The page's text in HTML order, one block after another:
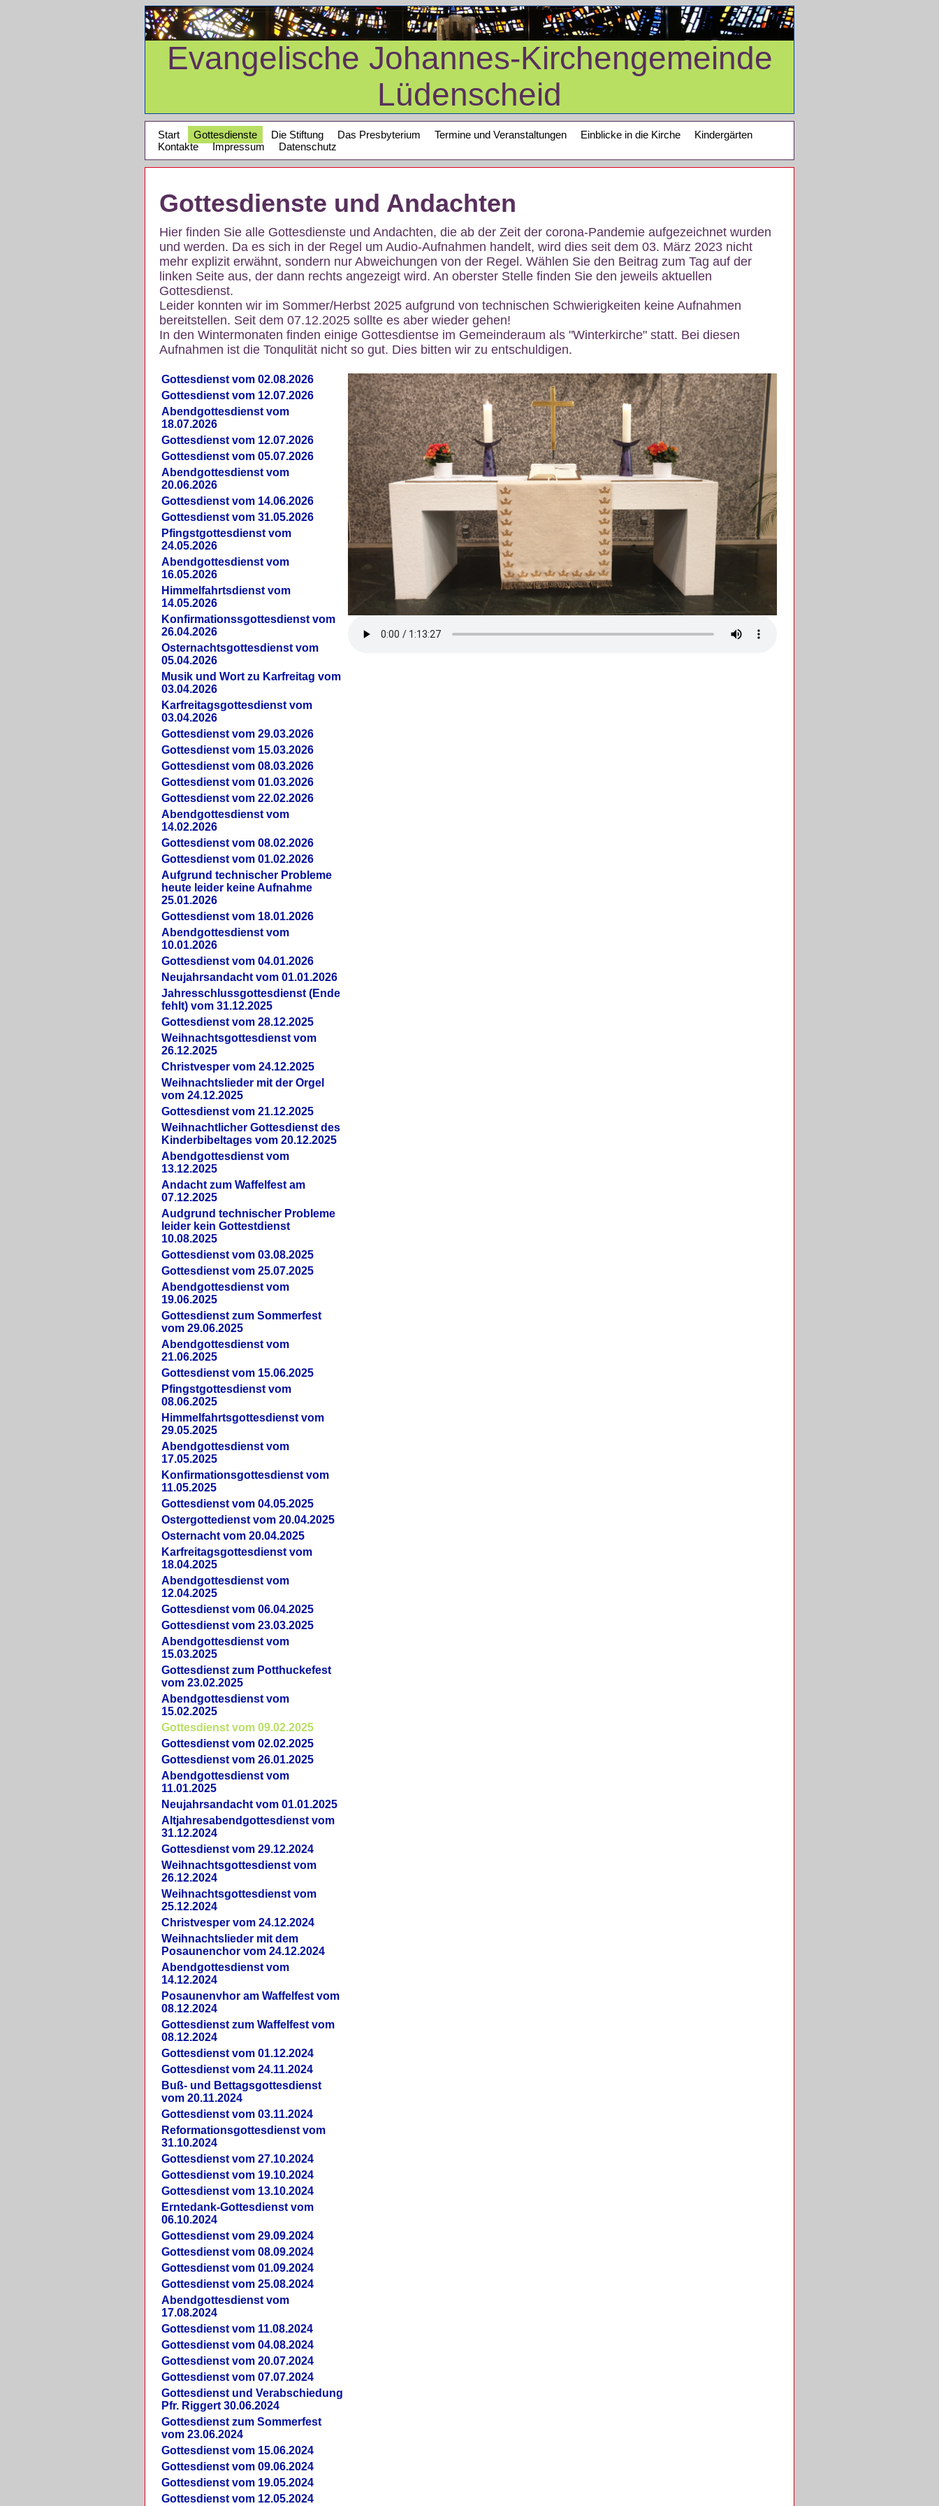
Evangelische Johannes-Kirchengemeinde
Lüdenscheid
Start Gottesdienste Die Stiftung Das Presbyterium Termine und Veranstaltungen Einblicke in die Kirche
Kindergärten
Kontakte
Impressum Datenschutz
Gottesdienste und Andachten
Hier finden Sie alle Gottesdienste und Andachten, die ab der Zeit der corona-Pandemie aufgezeichnet wurden
und werden. Da es sich in der Regel um Audio-Aufnahmen handelt, wird dies seit dem 03. März 2023 nicht
mehr explizit erwähnt, sondern nur Abweichungen von der Regel. Wählen Sie den Beitrag zum Tag auf der
linken Seite aus, der dann rechts angezeigt wird. An oberster Stelle finden Sie den jeweils aktuellen
Gottesdienst.
Leider konnten wir im Sommer/Herbst 2025 aufgrund von technischen Schwierigkeiten keine Aufnahmen
bereitstellen. Seit dem 07.12.2025 sollte es aber wieder gehen!
In den Wintermonaten finden einige Gottesdientse im Gemeinderaum als "Winterkirche" statt. Bei diesen
Aufnahmen ist die Tonqulität nicht so gut. Dies bitten wir zu entschuldigen.
Gottesdienst vom 02.08.2026
Gottesdienst vom 12.07.2026
Abendgottesdienst vom
18.07.2026
Gottesdienst vom 12.07.2026
Gottesdienst vom 05.07.2026
Abendgottesdienst vom
20.06.2026
Gottesdienst vom 14.06.2026
Gottesdienst vom 31.05.2026
Pfingstgottesdienst vom
24.05.2026
Abendgottesdienst vom
16.05.2026
Himmelfahrtsdienst vom
14.05.2026
Konfirmationssgottesdienst vom
26.04.2026
Osternachtsgottesdienst vom
05.04.2026
Musik und Wort zu Karfreitag vom
03.04.2026
Karfreitagsgottesdienst vom
03.04.2026
Gottesdienst vom 29.03.2026
Gottesdienst vom 15.03.2026
Gottesdienst vom 08.03.2026
Gottesdienst vom 01.03.2026
Gottesdienst vom 22.02.2026
Abendgottesdienst vom
14.02.2026
Gottesdienst vom 08.02.2026
Gottesdienst vom 01.02.2026
Aufgrund technischer Probleme
heute leider keine Aufnahme
25.01.2026
Gottesdienst vom 18.01.2026
Abendgottesdienst vom
10.01.2026
Gottesdienst vom 04.01.2026
Neujahrsandacht vom 01.01.2026
Jahresschlussgottesdienst (Ende
fehlt) vom 31.12.2025
Gottesdienst vom 28.12.2025
Weihnachtsgottesdienst vom
26.12.2025
Christvesper vom 24.12.2025
Weihnachtslieder mit der Orgel
vom 24.12.2025
Gottesdienst vom 21.12.2025
Weihnachtlicher Gottesdienst des
Kinderbibeltages vom 20.12.2025
Abendgottesdienst vom
13.12.2025
Andacht zum Waffelfest am
07.12.2025
Audgrund technischer Probleme
leider kein Gottestdienst
10.08.2025
Gottesdienst vom 03.08.2025
Gottesdienst vom 25.07.2025
Abendgottesdienst vom
19.06.2025
Gottesdienst zum Sommerfest
vom 29.06.2025
Abendgottesdienst vom
21.06.2025
Gottesdienst vom 15.06.2025
Pfingstgottesdienst vom
08.06.2025
Himmelfahrtsgottesdienst vom
29.05.2025
Abendgottesdienst vom
17.05.2025
Konfirmationsgottesdienst vom
11.05.2025
Gottesdienst vom 04.05.2025
Ostergottedienst vom 20.04.2025
Osternacht vom 20.04.2025
Karfreitagsgottesdienst vom
18.04.2025
Abendgottesdienst vom
12.04.2025
Gottesdienst vom 06.04.2025
Gottesdienst vom 23.03.2025
Abendgottesdienst vom
15.03.2025
Gottesdienst zum Potthuckefest
vom 23.02.2025
Abendgottesdienst vom
15.02.2025
Gottesdienst vom 09.02.2025
Gottesdienst vom 02.02.2025
Gottesdienst vom 26.01.2025
Abendgottesdienst vom
11.01.2025
Neujahrsandacht vom 01.01.2025
Altjahresabendgottesdienst vom
31.12.2024
Gottesdienst vom 29.12.2024
Weihnachtsgottesdienst vom
26.12.2024
Weihnachtsgottesdienst vom
25.12.2024
Christvesper vom 24.12.2024
Weihnachtslieder mit dem
Posaunenchor vom 24.12.2024
Abendgottesdienst vom
14.12.2024
Posaunenvhor am Waffelfest vom
08.12.2024
Gottesdienst zum Waffelfest vom
08.12.2024
Gottesdienst vom 01.12.2024
Gottesdienst vom 24.11.2024
Buß- und Bettagsgottesdienst
vom 20.11.2024
Gottesdienst vom 03.11.2024
Reformationsgottesdienst vom
31.10.2024
Gottesdienst vom 27.10.2024
Gottesdienst vom 19.10.2024
Gottesdienst vom 13.10.2024
Erntedank-Gottesdienst vom
06.10.2024
Gottesdienst vom 29.09.2024
Gottesdienst vom 08.09.2024
Gottesdienst vom 01.09.2024
Gottesdienst vom 25.08.2024
Abendgottesdienst vom
17.08.2024
Gottesdienst vom 11.08.2024
Gottesdienst vom 04.08.2024
Gottesdienst vom 20.07.2024
Gottesdienst vom 07.07.2024
Gottesdienst und Verabschiedung
Pfr. Riggert 30.06.2024
Gottesdienst zum Sommerfest
vom 23.06.2024
Gottesdienst vom 15.06.2024
Gottesdienst vom 09.06.2024
Gottesdienst vom 19.05.2024
Gottesdienst vom 12.05.2024